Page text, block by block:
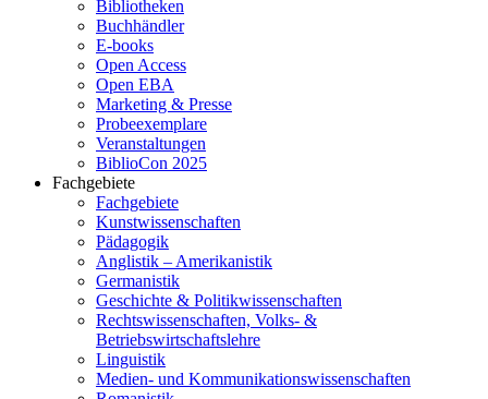
Bibliotheken
Buchhändler
E-books
Open Access
Open EBA
Marketing & Presse
Probeexemplare
Veranstaltungen
BiblioCon 2025
Fachgebiete
Fachgebiete
Kunstwissenschaften
Pädagogik
Anglistik – Amerikanistik
Germanistik
Geschichte & Politikwissenschaften
Rechtswissenschaften, Volks- &
Betriebswirtschaftslehre
Linguistik
Medien- und Kommunikationswissenschaften